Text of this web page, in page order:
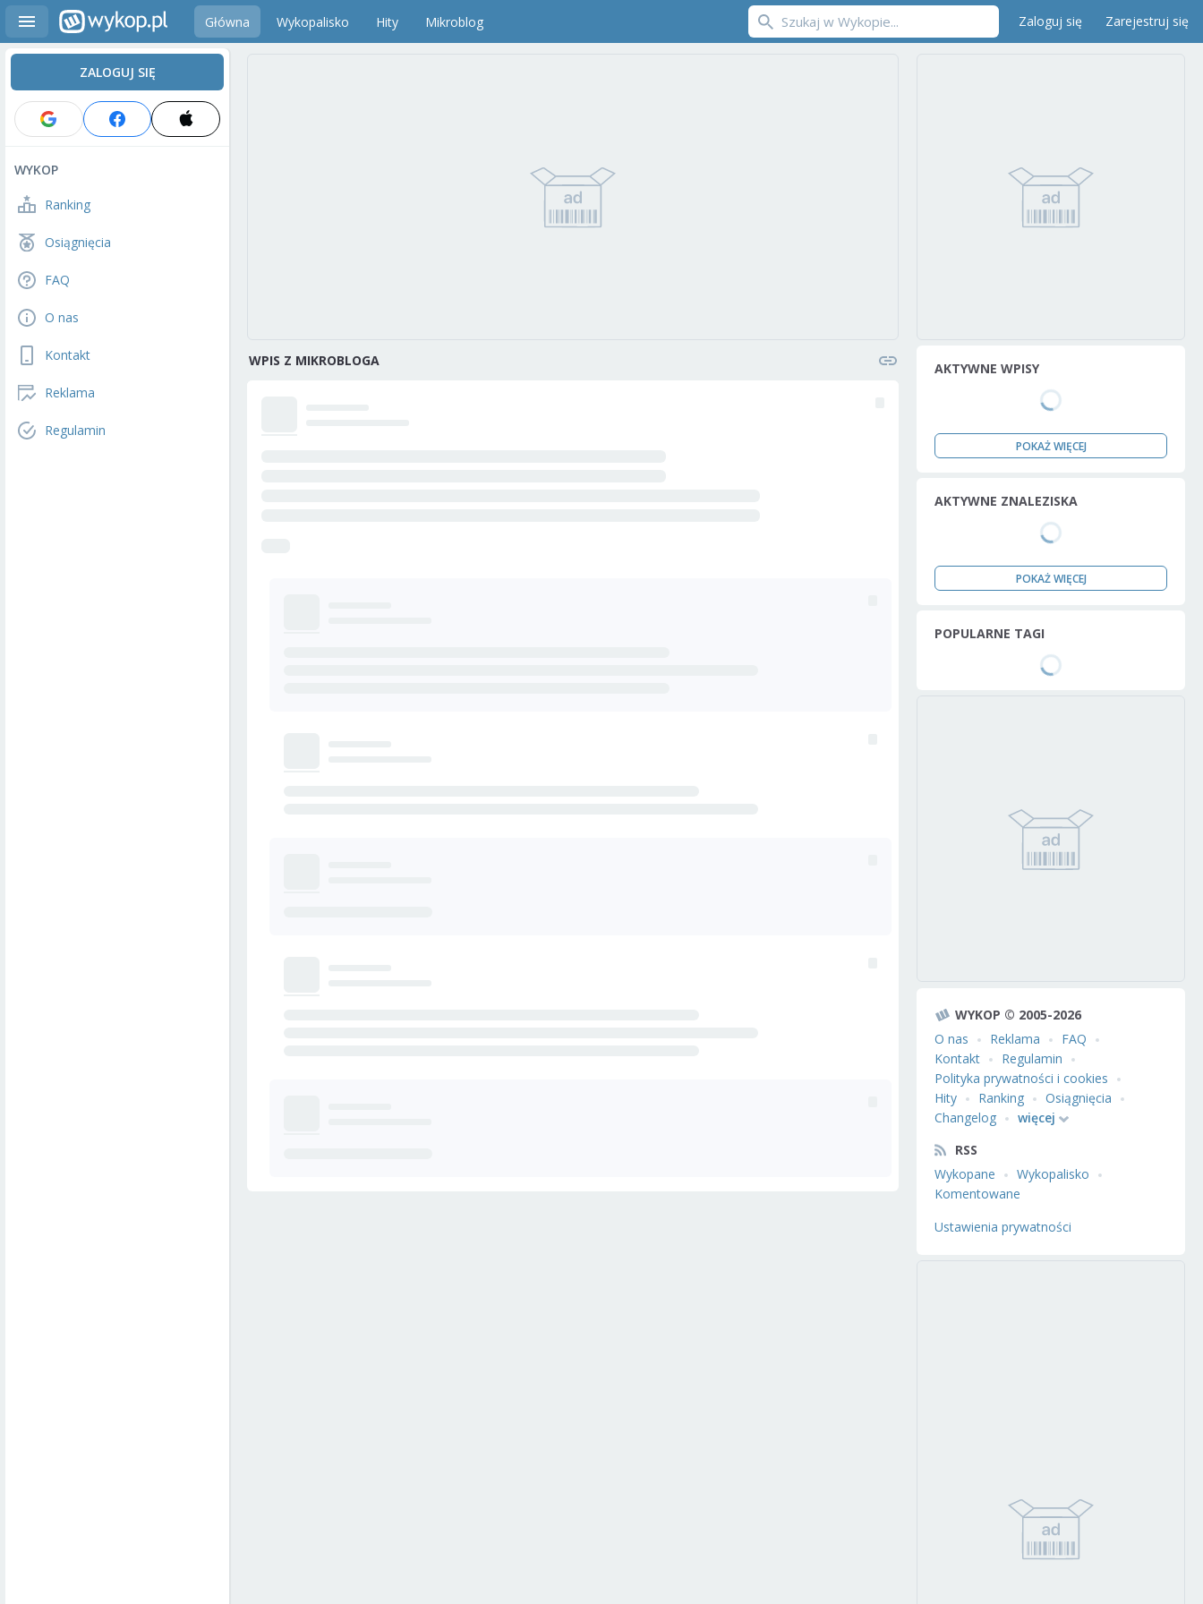
Główna Wykopalisko Hity Mikroblog Zaloguj się Zarejestruj się
ZALOGUJ SIĘ
WYKOP
Ranking
Osiągnięcia
FAQ
O nas
Kontakt
Reklama
Regulamin
WPIS Z MIKROBLOGA AKTYWNE WPISY
POKAŻ WIĘCEJ
AKTYWNE ZNALEZISKA
POKAŻ WIĘCEJ
POPULARNE TAGI
WYKOP © 2005-2026
O nas
Reklama
FAQ
Kontakt
Regulamin
Polityka prywatności i cookies
Hity
Ranking
Osiągnięcia
Changelog
więcej
RSS
Wykopane
Wykopalisko
Komentowane
Ustawienia prywatności